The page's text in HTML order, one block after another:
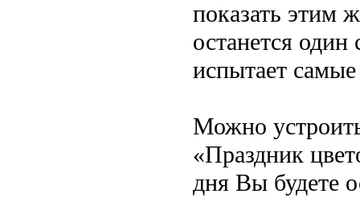
показать этим
останется один
испытает
Можно
«Праздник
дня Вы будете